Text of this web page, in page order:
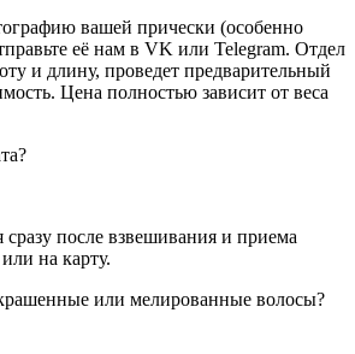
вашей прически (особенно
её нам в VK или Telegram. Отдел
и длину, проведет предварительный
Цена полностью зависит от веса
сразу после взвешивания и приема
на карту.
или мелированные волосы?